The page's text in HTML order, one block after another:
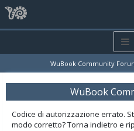
WuBook Community
WuBook
Codice di autorizzazione errato.
modo corretto? Torna indietro e